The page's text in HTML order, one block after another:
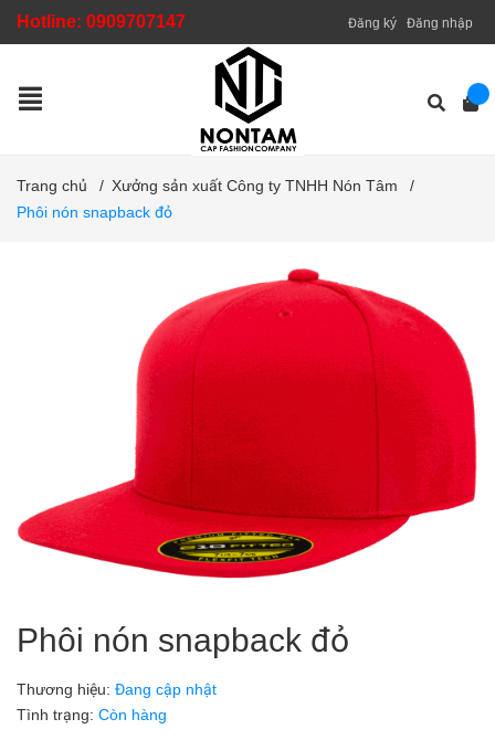
Hotline: 0909707147 Đăng ký Đăng nhập
Trang chủ / Xưởng sản xuất Công ty TNHH Nón Tâm
/
Phôi nón snapback đỏ
Phôi nón snapback đỏ
Thương hiệu: Đang cập nhật
Tình trạng: Còn hàng